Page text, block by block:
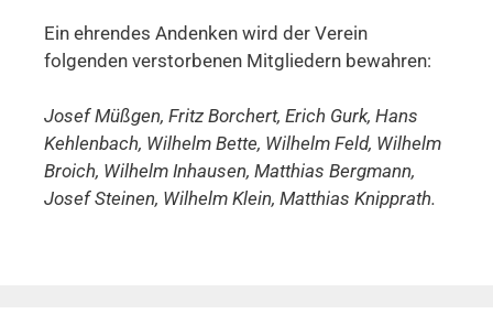
Ein ehrendes Andenken wird der Verein
folgenden verstorbenen Mitgliedern bewahren:
Josef Müßgen, Fritz Borchert, Erich Gurk, Hans
Kehlenbach, Wilhelm Bette, Wilhelm Feld, Wilhelm
Broich, Wilhelm Inhausen, Matthias Bergmann,
Josef Steinen, Wilhelm Klein, Matthias Knipprath.